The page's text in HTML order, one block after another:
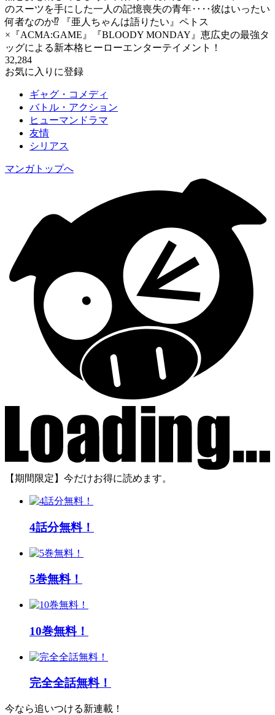
のスーツを手にした一人の記憶喪失の青年‥‥彼はいったい
何者なのか⁉ 『亜人ちゃんは語りたい』ペトス
×『ACMA:GAME』『BLOODY MONDAY』恵広史の最強タ
ッグによる新本格ヒーローエンターテイメント！
32,284
お気に入りに登録
ギャグ・コメディ
バトル・アクション
ヒューマンドラマ
友情
シリアス
マンガトップへ
【期間限定】今だけお得に読めます。
4話分無料！
5巻無料！
10巻無料！
完全全話無料！
今なら追いつける新連載！